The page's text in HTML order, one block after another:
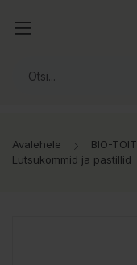
Avalehele BIO-TOIT
Lutsukommid ja pastillid